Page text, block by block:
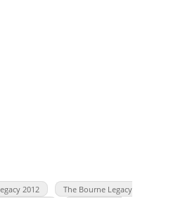
2012
The Bourne Legacy